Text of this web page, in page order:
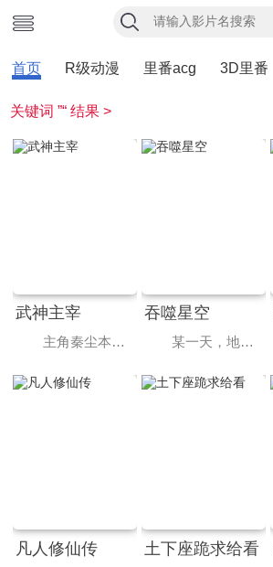
首页 R级动漫 里番acg 3D里番
关键词 ”“ 结果 >
武神主宰
主角秦尘本是武域中最顶尖的天才强者，却遭歹人暗算，陨落大陆禁地死亡峡谷。必死无疑的秦尘，却意外触发神秘古剑的力量…… 三百年后，天武大陆偏僻之地，一位同名少年意外继承了秦尘的意志。作为大齐国军神定武王的爱孙，却因生父来历成迷，母子二人在定武王府中受尽冷遇，相依为命。 为了重写望日的强者神话，也为了守护自己所爱的一切，秦尘毅然决然扛起维护天下五国的大任，再度踏上武道之路。
吞噬星空
某一天，地球上出现了不明来由的RR病毒，将世界卷入灾难之中。受到感染的动物变异成为可怕的怪兽，大举入侵，人类面临毁灭之际筑起了围墙，成立基地市作为人类最后的堡垒。人类在这一段时间经历的磨难，被称为“大涅槃时期”。在极端的生存环境下，人类的体能也在逐渐地进步发展，尚武之风兴起，人类的身体素质相比以前有了质的飞越。而这其中的佼佼者，被称为“武者”。 18岁的罗峰也梦想着成为其中的一员。此时的他即将高考，正面临着人生十字路口的抉择，却不料怪兽的一次袭击影响了他的人生轨迹。在强大怪兽的威胁之下，市内居民面临危险，军方却束手无策。唯有一名武者挺身而出，保卫了基地市的安全。罗峰被武者的强大所感染，暗自立下成为武者以保护所爱之人的决心。这是一切的开始，罗峰武者之路的起点，也拉开了他传奇人生的序幕。 罗峰立志成为武者，前路却并不平坦，他首先要面对的便是外部环境无形中对他施加的影响。罗峰家庭条件不佳，生活拮据，父母无法给予他更多帮助，只能依靠自己的努力。最终，在不断的艰苦磨砺下，罗峰不断发掘自身潜能，得到了能力提升和自我价值的认可。不仅如此，罗峰不仅扛起了供养家庭的重担，还为了守护人类家园、为了人类更好的生存与发展，与其他正义的武者们一起，联手对付凶恶怪兽。在末日绝境之下，罗峰与其他武者们能否击退怪兽、成功守护人类世界？
凡人修仙传 土下座跪求给看